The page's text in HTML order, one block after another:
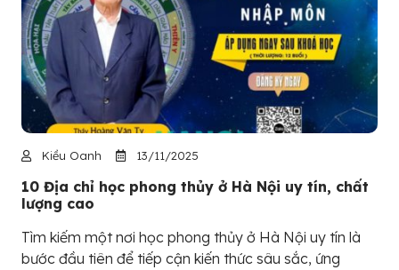
Kiều Oanh 13/11/2025
10 Địa chỉ học phong thủy ở Hà Nội uy tín, chất
lượng cao
Tìm kiếm một nơi học phong thủy ở Hà Nội uy tín là
bước đầu tiên để tiếp cận kiến thức sâu sắc, ứng